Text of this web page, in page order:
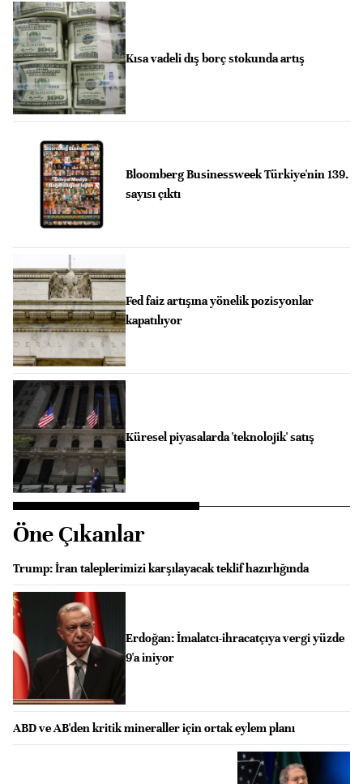
Kısa vadeli dış borç stokunda artış
Bloomberg Businessweek Türkiye'nin 139.
sayısı çıktı
Fed faiz artışına yönelik pozisyonlar
kapatılıyor
Küresel piyasalarda 'teknolojik' satış
Öne Çıkanlar
Trump: İran taleplerimizi karşılayacak teklif hazırlığında
Erdoğan: İmalatcı-ihracatçıya vergi yüzde
9'a iniyor
ABD ve AB'den kritik mineraller için ortak eylem planı